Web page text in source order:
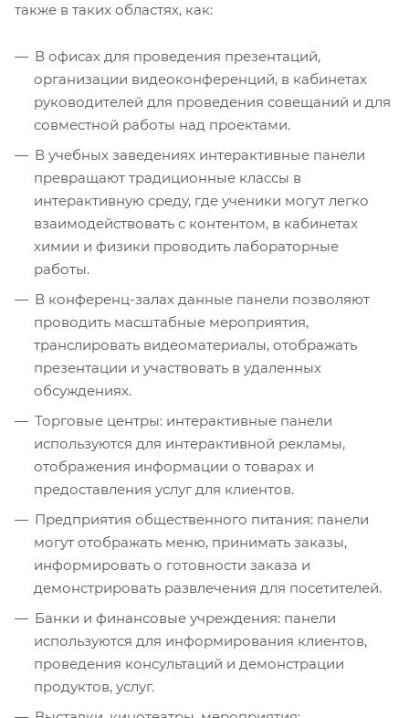
также в таких областях, как:
В офисах для проведения презентаций,
организации видеоконференций, в кабинетах
руководителей для проведения совещаний и для
совместной работы над проектами.
В учебных заведениях интерактивные панели
превращают традиционные классы в
интерактивную среду, где ученики могут легко
взаимодействовать с контентом, в кабинетах
химии и физики проводить лабораторные
работы.
В конференц-залах данные панели позволяют
проводить масштабные мероприятия,
транслировать видеоматериалы, отображать
презентации и участвовать в удаленных
обсуждениях.
Торговые центры: интерактивные панели
используются для интерактивной рекламы,
отображения информации о товарах и
предоставления услуг для клиентов.
Предприятия общественного питания: панели
могут отображать меню, принимать заказы,
информировать о готовности заказа и
демонстрировать развлечения для посетителей.
Банки и финансовые учреждения: панели
используются для информирования клиентов,
проведения консультаций и демонстрации
продуктов, услуг.